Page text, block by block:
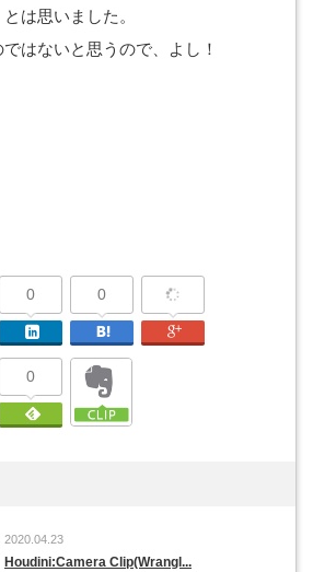
は思いました。
はないと思うので、よし！
Facebook
0
Linkedin
0
はてなブックマーク
Pocket
0
Feedly
2020.04.23
Houdini:Camera Clip(Wrangl...